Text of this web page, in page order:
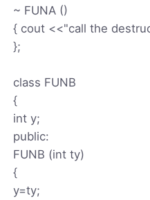
~ FUNA ()
{ cout <<"call the
};
class FUNB
{
int y;
public:
FUNB (int ty)
{
y=ty;